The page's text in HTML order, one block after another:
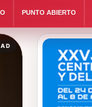
PUNTO ABIERTO